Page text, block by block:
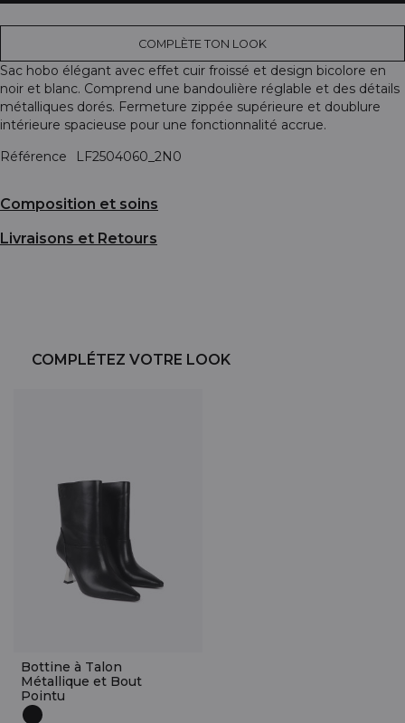
COMPLÈTE TON LOOK
Sac hobo élégant avec effet cuir froissé et design bicolore en
noir et blanc. Comprend une bandoulière réglable et des détails
métalliques dorés. Fermeture zippée supérieure et doublure
intérieure spacieuse pour une fonctionnalité accrue.
Référence
LF2504060_2N0
Composition et soins
Livraisons et Retours
COMPLÉTEZ VOTRE LOOK
Bottine à Talon
Métallique et Bout
Pointu